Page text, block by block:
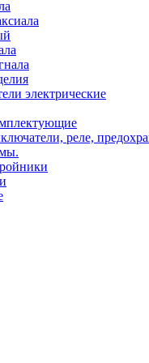
электрические
реле,